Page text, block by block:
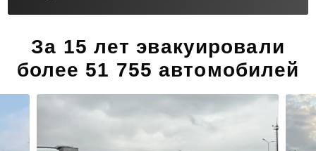
За 15 лет эвакуировали
более 51 755 автомобилей